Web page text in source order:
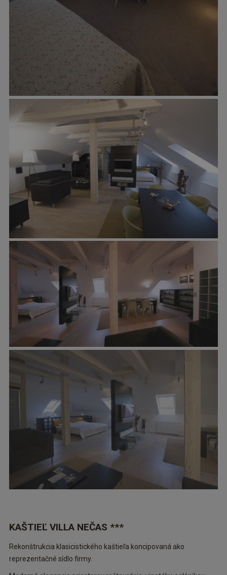
KAŠTIEĽ VILLA NEČAS ***
Rekonštrukcia klasicistického kaštieľa koncipovaná ako
reprezentačné sídlo firmy.